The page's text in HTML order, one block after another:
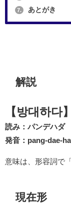
7. あとがき
解説
【방대하다】
読み：パンデハダ
発音：pang-dae-
意味は、形容詞で
現在形